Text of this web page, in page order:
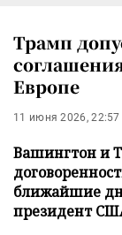
Трамп
Европе
11 июня 2026, 22:57
Вашингтон и
ближайшие
президент